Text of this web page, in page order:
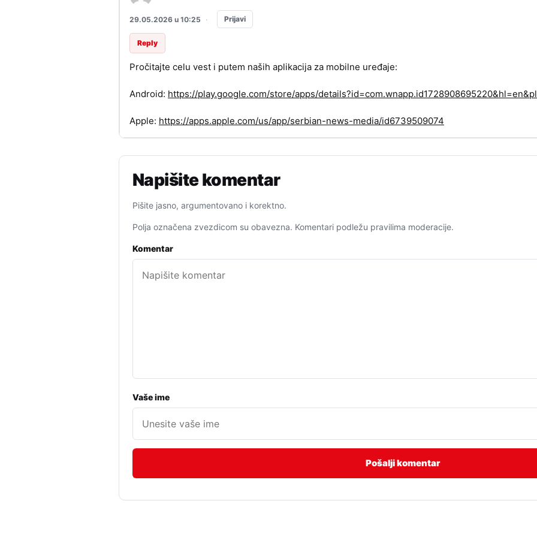
29.05.2026 u 10:25 · Prijavi
Reply
Pročitajte celu vest i putem naših aplikacija za mobilne uređaje:
Android: https://play.google.com/store/apps/
Apple: https://apps.apple.com/us/app/serbian-news-media/id6739509074
Napišite komentar
Pišite jasno, argumentovano i korektno.
Polja označena zvezdicom su obavezna. Komentari podležu pravilima moderacije.
Komentar
Vaše ime